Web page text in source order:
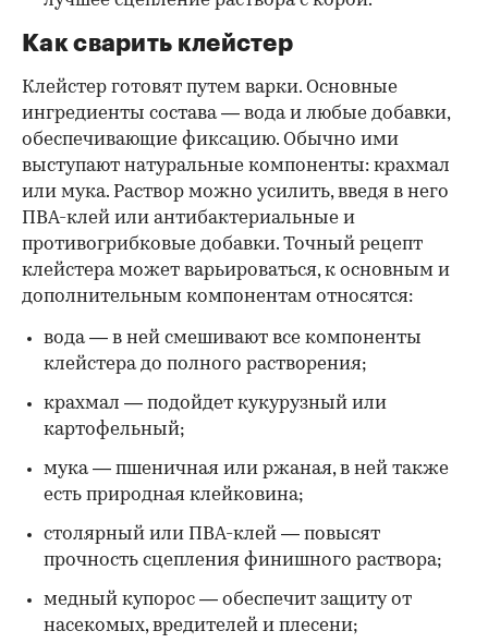
Как сварить клейстер
Клейстер готовят путем варки. Основные
ингредиенты состава — вода и любые добавки,
обеспечивающие фиксацию. Обычно ими
выступают натуральные компоненты: крахмал
или мука. Раствор можно усилить, введя в него
ПВА-клей или антибактериальные и
противогрибковые добавки. Точный рецепт
клейстера может варьироваться, к основным и
дополнительным компонентам относятся:
вода — в ней смешивают все компоненты
клейстера до полного растворения;
крахмал — подойдет кукурузный или
картофельный;
мука — пшеничная или ржаная, в ней также
есть природная клейковина;
столярный или ПВА-клей — повысят
прочность сцепления финишного раствора;
медный купорос — обеспечит защиту от
насекомых, вредителей и плесени;